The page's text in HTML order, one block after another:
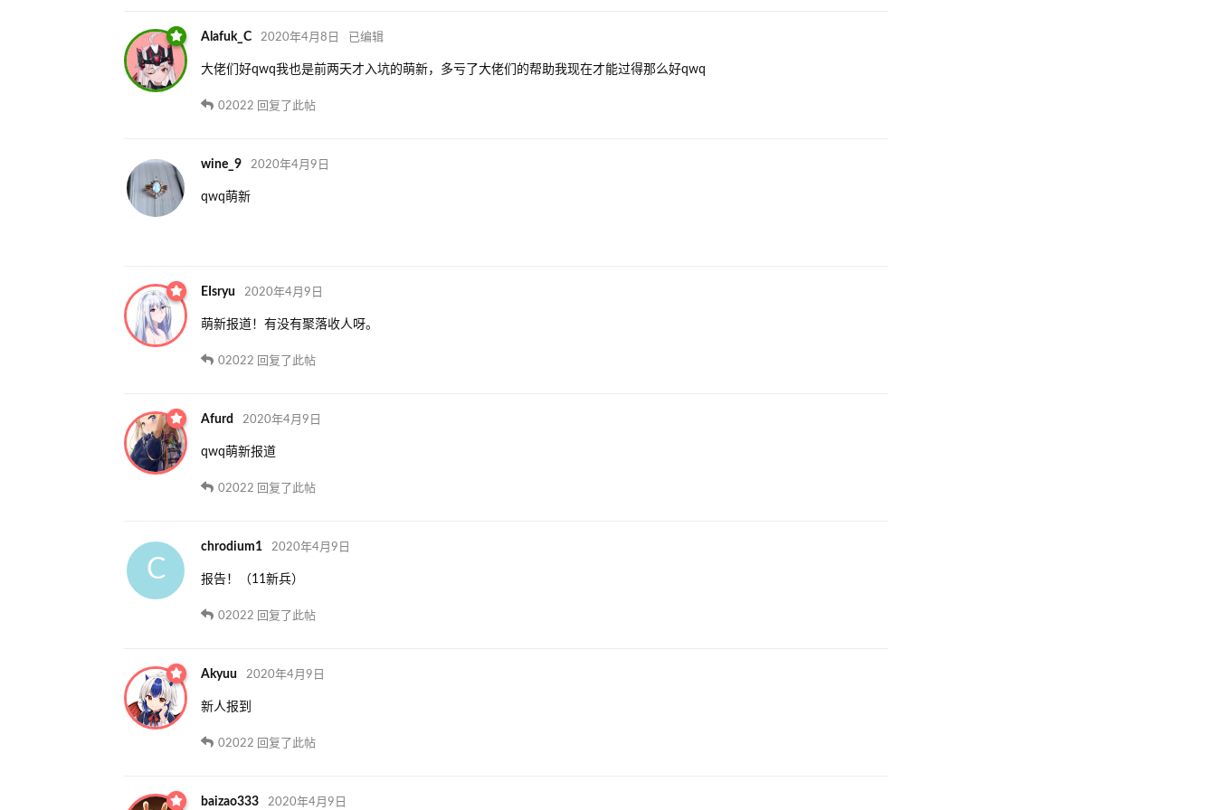
Alafuk_C 2020年4月8日 已编辑
大佬们好qwq我也是前两天才入坑的萌新，多亏了大佬们的帮助我现在才能过得那么好qwq
02022 回复了此帖
wine_9 2020年4月9日
qwq萌新
EIsryu 2020年4月9日
萌新报道！有没有聚落收人呀。
02022 回复了此帖
Afurd 2020年4月9日
qwq萌新报道
02022 回复了此帖
C
chrodium1 2020年4月9日
报告！（11新兵）
02022 回复了此帖
Akyuu 2020年4月9日
新人报到
02022 回复了此帖
baizao333 2020年4月9日